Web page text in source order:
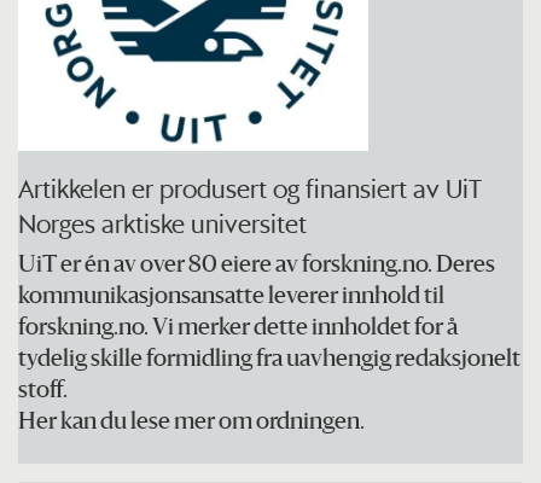
utveksling av genetisk materiale mellom
bakteriene og i hvor sykdomsfremkallende
bakteriene er (patogenesitet).
Forskere har tidligere klart å lage vaksine
mot meningokokker, som kan gi
hjernehinnebetennelse og blodforgiftning
(sepsis). Da brukte de membranvesikler fra
såkalte gramnegative bakterier, der
celleveggene består av to myke
membraner.
Artikkelen er produsert og finansiert av UiT
Norges arktiske universitet
UiT er én av over 80 eiere av forskning.no. Deres
kommunikasjonsansatte leverer innhold til
forskning.no. Vi merker dette innholdet for å
tydelig skille formidling fra uavhengig redaksjonelt
stoff.
Her kan du lese mer om ordningen.